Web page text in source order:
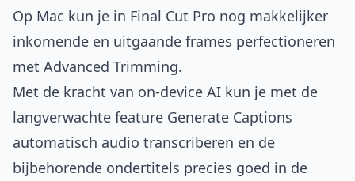
Op Mac kun je in Final Cut Pro nog makkelijker
inkomende en uitgaande frames perfectioneren
met Advanced Trimming.
Met de kracht van on-device AI kun je met de
langverwachte feature Generate Captions
automatisch audio transcriberen en de
bijbehorende ondertitels precies goed in de